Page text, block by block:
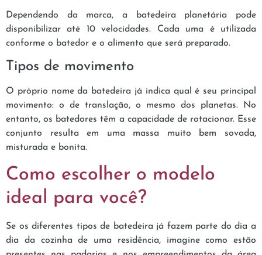
Dependendo da marca, a batedeira planetária pode
disponibilizar até 10 velocidades. Cada uma é utilizada
conforme o batedor e o alimento que será preparado.
Tipos de movimento
O próprio nome da batedeira já indica qual é seu principal
movimento: o de translação, o mesmo dos planetas. No
entanto, os batedores têm a capacidade de rotacionar. Esse
conjunto resulta em uma massa muito bem sovada,
misturada e bonita.
Como escolher o modelo
ideal para você?
Se os diferentes tipos de batedeira já fazem parte do dia a
dia da cozinha de uma residência, imagine como estão